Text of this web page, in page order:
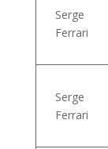
Serge
Ferrari
Serge
Ferrari